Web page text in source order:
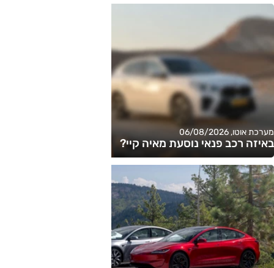
מערכת אוטו, 06/08/2026
באיזה רכב פנאי נוסעת מאיה קיי?